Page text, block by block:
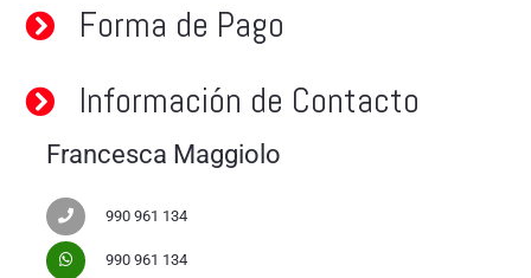
Forma de Pago
Información de Contacto
Francesca Maggiolo
990 961 134
990 961 134